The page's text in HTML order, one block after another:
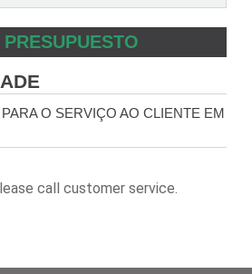
PRESUPUESTO
O SERVIÇO AO CLIENTE EM
call customer service.